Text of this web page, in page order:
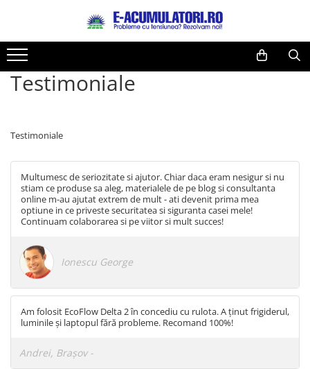
Toate Produsele
Acumulatori, Baterii si Incarcatoare
Uzuale
Zinc-Carbon
Baterii rotunde argint
Baterii auditive
Accesorii baterii
Acumulatori
Ni-MH
Li-Ion
Incarcatoare acumulatori
Panouri fotovoltaice
Reduceri de vara
Cabluri
Acumulatori
Prelungitoare
Sisteme de prindere
Invertoare
Statii de incarcare EV
UPS
Testimoniale
Testimoniale
Multumesc de seriozitate si ajutor. Chiar daca eram nesigur si nu
stiam ce produse sa aleg, materialele de pe blog si consultanta
online m-au ajutat extrem de mult - ati devenit prima mea
optiune in ce priveste securitatea si siguranta casei mele!
Continuam colaborarea si pe viitor si mult succes!
Ionescu George
Am folosit EcoFlow Delta 2 în concediu cu rulota. A ținut frigiderul,
luminile și laptopul fără probleme. Recomand 100%!
Andrei, Brașov -